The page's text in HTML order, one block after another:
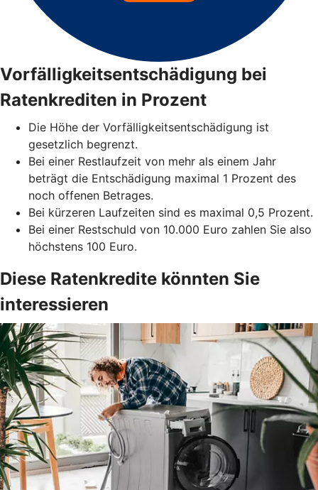
Vorfälligkeitsentschädigung bei
Ratenkrediten in Prozent
Die Höhe der Vorfälligkeitsentschädigung ist
gesetzlich begrenzt.
Bei einer Restlaufzeit von mehr als einem Jahr
beträgt die Entschädigung maximal 1 Prozent des
noch offenen Betrages.
Bei kürzeren Laufzeiten sind es maximal 0,5 Prozent.
Bei einer Restschuld von 10.000 Euro zahlen Sie also
höchstens 100 Euro.
Diese Ratenkredite könnten Sie
interessieren